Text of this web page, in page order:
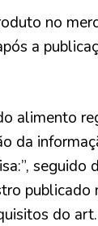
no
a
alimento
da
seguido
publicado
do art.